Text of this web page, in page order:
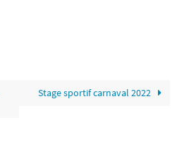
Stage sportif carnaval 2022